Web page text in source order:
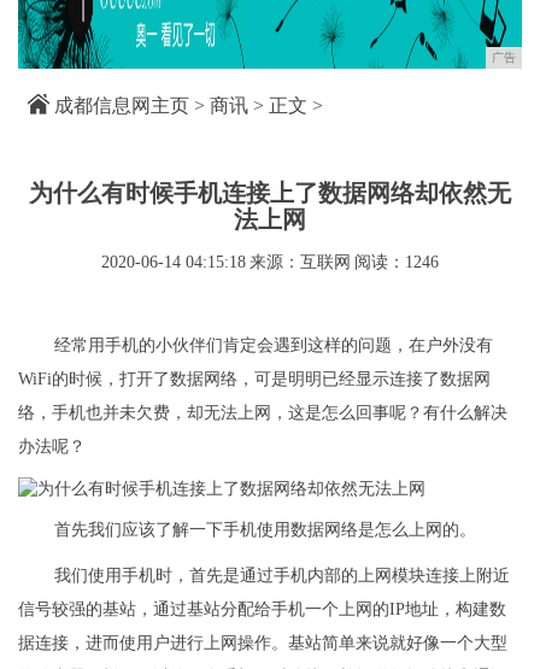
广告
成都信息网主页 > 商讯 > 正文 >
为什么有时候手机连接上了数据网络却依然无
法上网
2020-06-14 04:15:18 来源：互联网 阅读：1246
经常用手机的小伙伴们肯定会遇到这样的问题，在户外没有
WiFi的时候，打开了数据网络，可是明明已经显示连接了数据网
络，手机也并未欠费，却无法上网，这是怎么回事呢？有什么解决
办法呢？
首先我们应该了解一下手机使用数据网络是怎么上网的。
我们使用手机时，首先是通过手机内部的上网模块连接上附近
信号较强的基站，通过基站分配给手机一个上网的IP地址，构建数
据连接，进而使用户进行上网操作。基站简单来说就好像一个大型